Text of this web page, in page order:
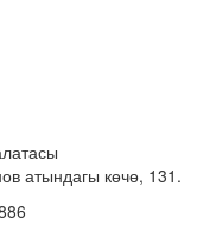
атындагы көчө, 131.